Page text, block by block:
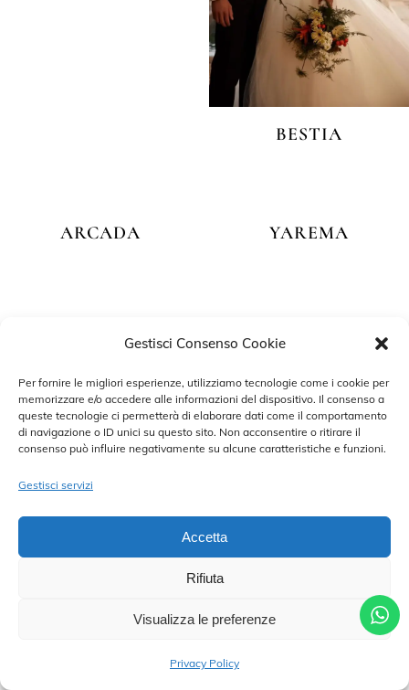
Gestisci Consenso Cookie
Per fornire le migliori esperienze, utilizziamo tecnologie come i cookie per
memorizzare e/o accedere alle informazioni del dispositivo. Il consenso a
queste tecnologie ci permetterà di elaborare dati come il comportamento
di navigazione o ID unici su questo sito. Non acconsentire o ritirare il
consenso può influire negativamente su alcune caratteristiche e funzioni.
Gestisci servizi
Accetta
Rifiuta
Visualizza le preferenze
Privacy Policy
BESTIA
ARCADA YAREMA
MOGUL MARGIELA
AMINATA ALDRANS